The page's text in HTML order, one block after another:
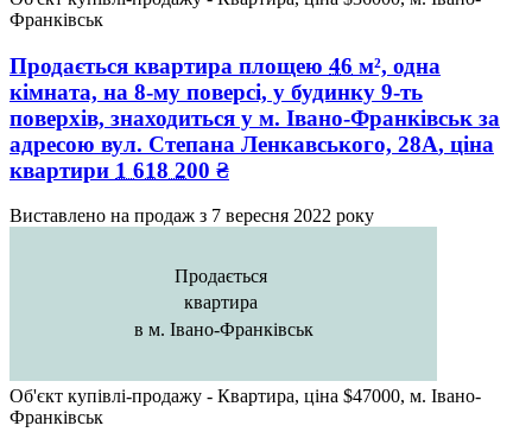
Франківськ
Продається квартира площею 46 м², одна
кімната, на 8-му поверсі, у будинку 9-ть
поверхів, знаходиться у м. Івано-Франківськ за
адресою вул. Степана Ленкавського, 28А, ціна
квартири 1 618 200 ₴
Виставлено на продаж з 7 вересня 2022 року
Продається
квартира
в м. Івано-Франківськ
Об'єкт купівлі-продажу - Квартира, ціна $47000, м. Івано-
Франківськ